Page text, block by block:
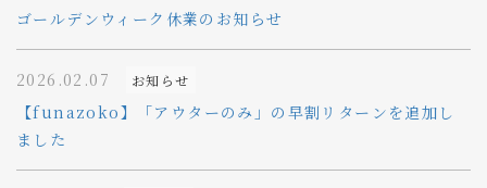
ゴールデンウィーク休業のお知らせ
2026.02.07 お知らせ
【funazoko】「アウターのみ」の早割リターンを追加し
ました